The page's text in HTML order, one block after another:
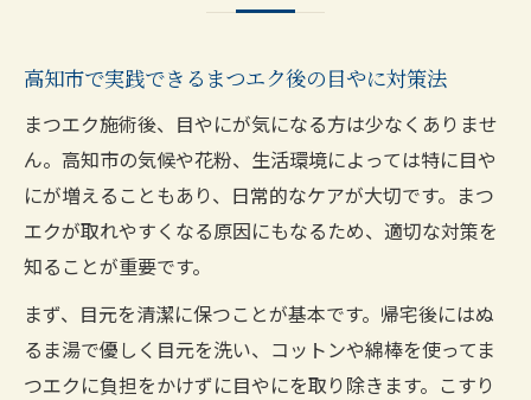
高知市で実践できるまつエク後の目やに対策法
まつエク施術後、目やにが気になる方は少なくありませ
ん。高知市の気候や花粉、生活環境によっては特に目や
にが増えることもあり、日常的なケアが大切です。まつ
エクが取れやすくなる原因にもなるため、適切な対策を
知ることが重要です。
まず、目元を清潔に保つことが基本です。帰宅後にはぬ
るま湯で優しく目元を洗い、コットンや綿棒を使ってま
つエクに負担をかけずに目やにを取り除きます。こすり